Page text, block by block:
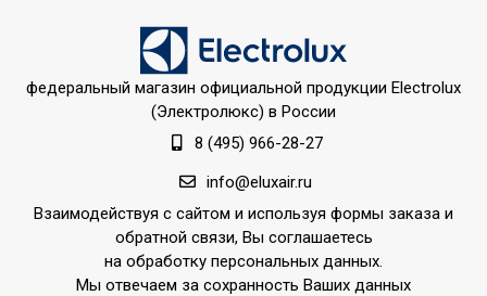
федеральный магазин официальной продукции Electrolux
(Электролюкс) в России
8 (495) 966-28-27
info@eluxair.ru
Взаимодействуя с сайтом и используя формы заказа и
обратной связи, Вы соглашаетесь
на обработку персональных данных.
Мы отвечаем за сохранность Ваших данных